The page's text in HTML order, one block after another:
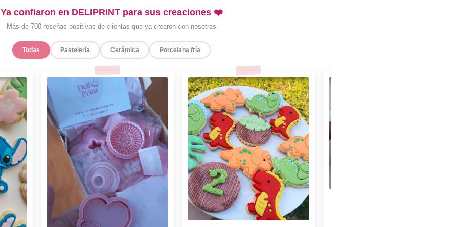
Ya confiaron en DELIPRINT para sus creaciones ❤️
Más de 700 reseñas positivas de clientas que ya crearon con nosotras
Todas Pastelería Cerámica Porcelana fría